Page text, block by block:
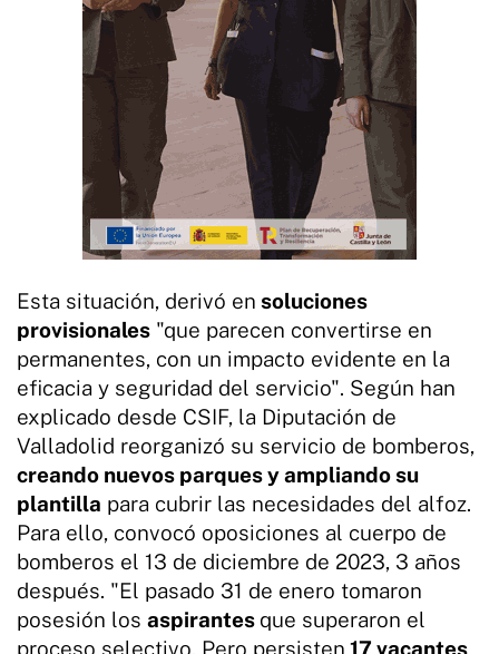
Esta situación, derivó en soluciones
provisionales "que parecen convertirse en
permanentes, con un impacto evidente en la
eficacia y seguridad del servicio". Según han
explicado desde CSIF, la Diputación de
Valladolid reorganizó su servicio de bomberos,
creando nuevos parques y ampliando su
plantilla para cubrir las necesidades del alfoz.
Para ello, convocó oposiciones al cuerpo de
bomberos el 13 de diciembre de 2023, 3 años
después. "El pasado 31 de enero tomaron
posesión los aspirantes que superaron el
proceso selectivo. Pero persisten 17 vacantes